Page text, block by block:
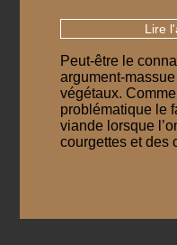
Lire
Peut-être le
argument-
végétaux.
problématique le
viande lorsque
courgettes et des